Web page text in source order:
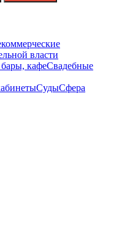
власти
кафеСвадебные
СудыСфера